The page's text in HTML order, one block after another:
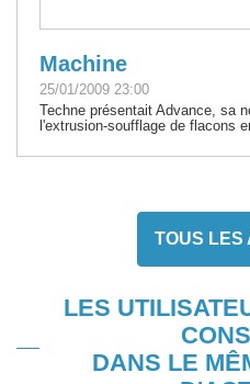
Machine
25/01/2009 23:00
Techne présentait Advance, sa
l'extrusion-soufflage de flacons
TOUS LES
LES
DANS LE